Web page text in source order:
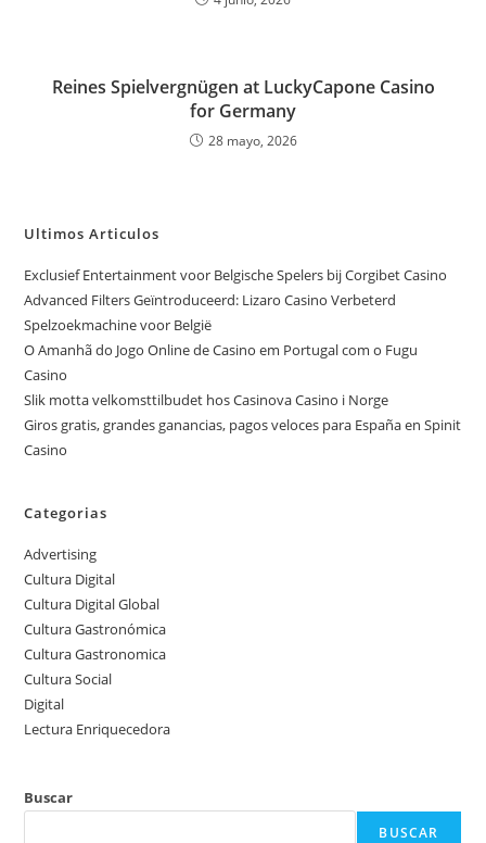
Reines Spielvergnügen at LuckyCapone Casino
for Germany
28 mayo, 2026
Ultimos Articulos
Exclusief Entertainment voor Belgische Spelers bij Corgibet Casino
Advanced Filters Geïntroduceerd: Lizaro Casino Verbeterd
Spelzoekmachine voor België
O Amanhã do Jogo Online de Casino em Portugal com o Fugu
Casino
Slik motta velkomsttilbudet hos Casinova Casino i Norge
Giros gratis, grandes ganancias, pagos veloces para España en Spinit
Casino
Categorias
Advertising
Cultura Digital
Cultura Digital Global
Cultura Gastronómica
Cultura Gastronomica
Cultura Social
Digital
Lectura Enriquecedora
Buscar
BUSCAR